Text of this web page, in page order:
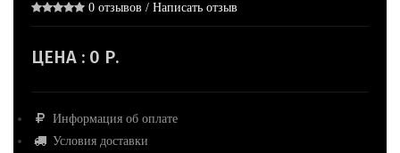
0 отзывов / Написать отзыв
ЦЕНА : 0 Р.
Информация об оплате
Условия доставки